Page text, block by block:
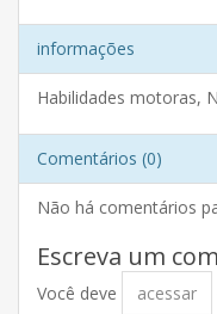
informações
Habilidades motoras,
Comentários (0)
Não há comentários
Escreva um
Você deve acessar